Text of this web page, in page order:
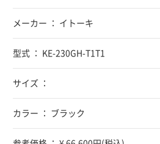
メーカー ： イトーキ
型式 ： KE-230GH-T1T1
サイズ ：
カラー ： ブラック